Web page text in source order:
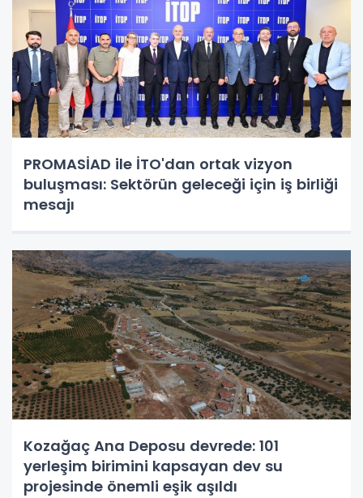
PROMASİAD ile İTO'dan ortak vizyon
buluşması: Sektörün geleceği için iş birliği
mesajı
Kozağaç Ana Deposu devrede: 101
yerleşim birimini kapsayan dev su
projesinde önemli eşik aşıldı